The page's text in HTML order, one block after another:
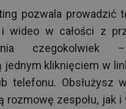
pozwala prowadzić
i wideo w całości z
czegokolwiek
jednym kliknięciem w
telefonu. Obsłużysz
rozmowę zespołu, jak i